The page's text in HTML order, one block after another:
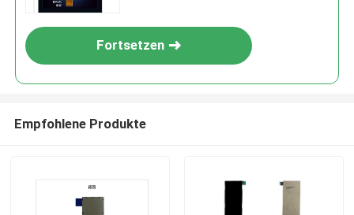
Fortsetzen
Empfohlene Produkte